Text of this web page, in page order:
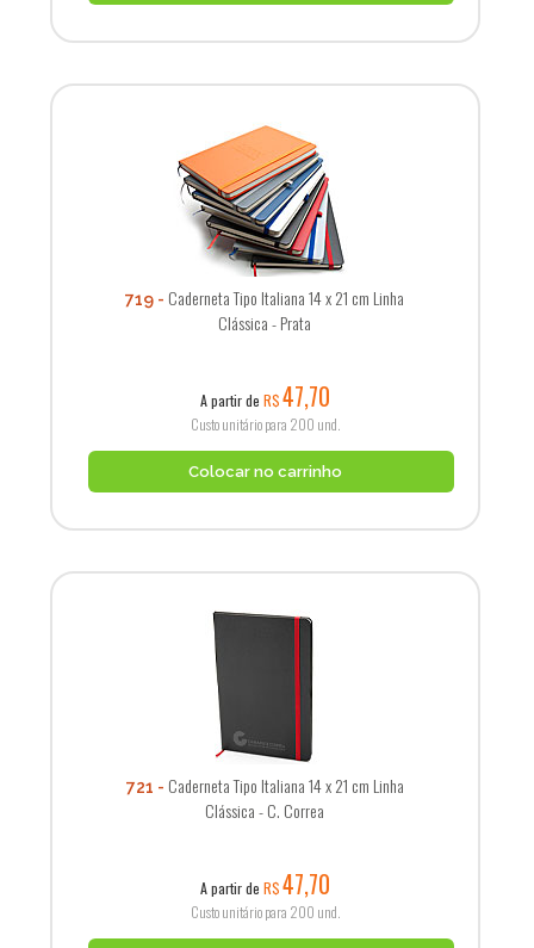
719
Caderneta Tipo Italiana 14 x 21 cm Linha
Clássica - Prata
A partir de R$47,70
Custo unitário para 200 und.
Colocar no carrinho
721
Caderneta Tipo Italiana 14 x 21 cm Linha
Clássica - C. Correa
A partir de R$47,70
Custo unitário para 200 und.